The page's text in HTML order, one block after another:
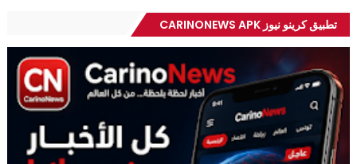
تطبيق كرينو نيوز CARINONEWS APK